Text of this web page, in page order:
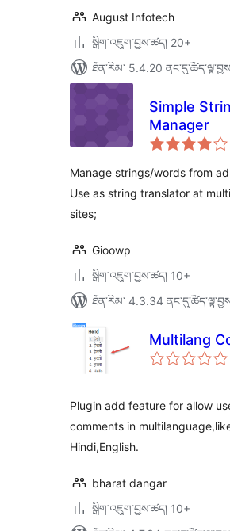
August Infotech
སྒྲིག་འཇུག་བྱས་ཚད། 20+
ཐོན་རིམ་ 5.4.20
Simple
Manager
Manage strings/words from
Use as string translator at
sites;
Gioowp
སྒྲིག་འཇུག་བྱས་ཚད། 10+
ཐོན་རིམ་ 4.3.34
Multilang
Plugin add feature for allow
comments in
Hindi,English.
bharat dangar
སྒྲིག་འཇུག་བྱས་ཚད། 10+